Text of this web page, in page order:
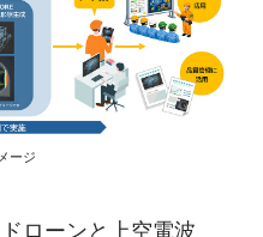
ージ
ローンと上空電波